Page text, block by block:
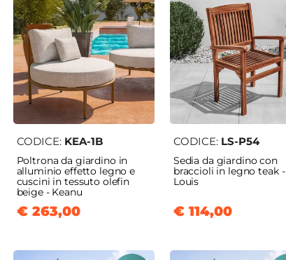
CODICE: KEA-1B
Poltrona da giardino in
alluminio effetto legno e
cuscini in tessuto olefin
beige - Keanu
€ 263,00
CODICE: LS-P54
Sedia da giardino con
braccioli in legno teak -
Louis
€ 114,00